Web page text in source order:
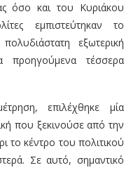
όσο και του Κυριάκου
εμπιστεύτηκαν το
εξωτερική
προηγούμενα τέσσερα
επιλέχθηκε μία
που ξεκινούσε από την
το κέντρο του πολιτικού
Σε αυτό, σημαντικό